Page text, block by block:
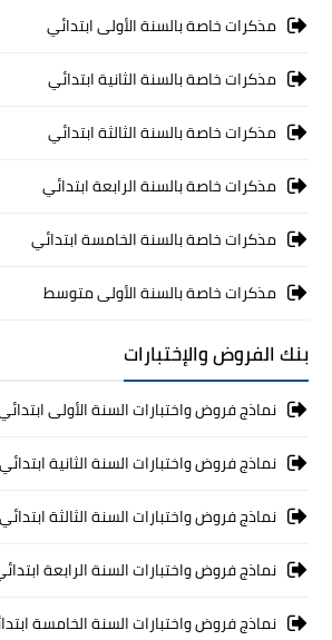
مذكرات خاصة بالسنة الأولى ابتدائي
مذكرات خاصة بالسنة الثانية ابتدائي
مذكرات خاصة بالسنة الثالثة ابتدائي
مذكرات خاصة بالسنة الرابعة ابتدائي
مذكرات خاصة بالسنة الخامسة ابتدائي
مذكرات خاصة بالسنة الأولى متوسط
بنك الفروض والإختبارات
نماذج فروض واختبارات السنة الأولى
نماذج فروض واختبارات السنة الثانية ابتدائي
نماذج فروض واختبارات السنة الثالثة ابتدائي
نماذج فروض واختبارات السنة الرابعة
نماذج فروض واختبارات السنة الخامسة